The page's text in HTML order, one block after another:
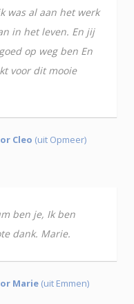
was al aan het werk
in het leven. En jij
op weg ben En
voor dit mooie
Cleo (uit Opmeer)
ben je, Ik ben
dank. Marie.
Marie (uit Emmen)